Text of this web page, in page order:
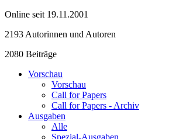
Online seit 19.11.2001
2193 Autorinnen und Autoren
2080 Beiträge
Vorschau
Vorschau
Call for Papers
Call for Papers - Archiv
Ausgaben
Alle
Spezial-Ausgaben